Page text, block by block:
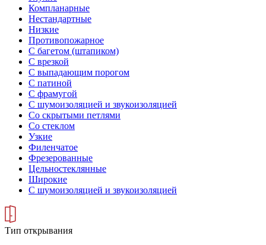
Компланарные
Нестандартные
Низкие
Противопожарное
С багетом (штапиком)
С врезкой
С выпадающим порогом
С патиной
С фрамугой
С шумоизоляцией и звукоизоляцией
Со скрытыми петлями
Со стеклом
Узкие
Филенчатое
Фрезерованные
Цельностеклянные
Широкие
С шумоизоляцией и звукоизоляцией
Тип открывания